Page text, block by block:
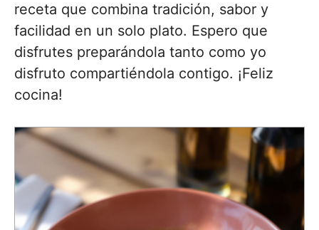
receta que combina tradición, sabor y
facilidad en un solo plato. Espero que
disfrutes preparándola tanto como yo
disfruto compartiéndola contigo. ¡Feliz
cocina!